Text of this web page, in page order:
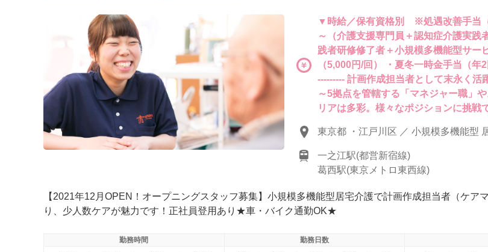
▼時給／保有資格別 ※処遇改善手当
～（介護支援専門員＋認知症介護実践
践者研修修了者＋小規模多機能型サ
（5,000円/回） ・夏冬一時金手当（
--------- 計画作成担当者として末永く
～5拠点を管轄する「マネジャー職」
リアは多彩。様々なポジションに挑戦
東京都 ・江戸川区 ／ 小規模多機能型
一之江駅(都営新宿線)
葛西駅(東京メトロ東西線)
【2021年12月OPEN！オープニングスタッフ募集】小規模多機能型居宅介護で計画作成担当者（ケ
り、少人数ケアが魅力です！正社員登用あり★車・バイク通勤OK★
勤務時間
勤務日数